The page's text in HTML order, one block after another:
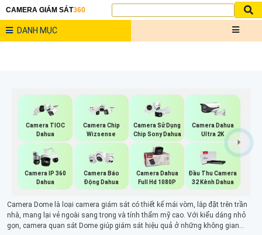
CAMERA GIÁM SÁT360
DANH MỤC
Camera TIOC
Dahua
Camera Chip
Wizsense
Camera Sử Dụng
Chip Sony Dahua
Camera Dahua
Ultra 2K
Camera IP 360
Dahua
Camera Báo
Động Dahua
Camera Dahua
Full Hd 1080P
Đầu Thu Camera
32 Kênh Dahua
Camera Dome là loại camera giám sát có thiết kế mái vòm, lắp đặt trên trần
nhà, mang lại vẻ ngoài sang trọng và tính thẩm mỹ cao. Với kiểu dáng nhỏ
gọn, camera quan sát Dome giúp giám sát hiệu quả ở những không gian